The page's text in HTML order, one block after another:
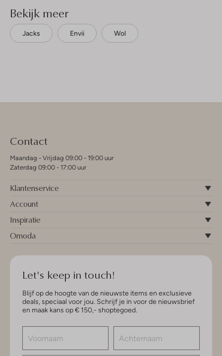
Bekijk meer
Jacks Envii Wol
Contact
Maandag - Vrijdag 09:00 - 19:00 uur
Zaterdag 09:00 - 17:00 uur
Klantenservice
Account
Inspiratie
Omoda
Let's keep in touch!
Blijf op de hoogte van de nieuwste items en exclusieve
deals, speciaal voor jou. Schrijf je in voor de nieuwsbrief
en maak kans op € 150,- shoptegoed.